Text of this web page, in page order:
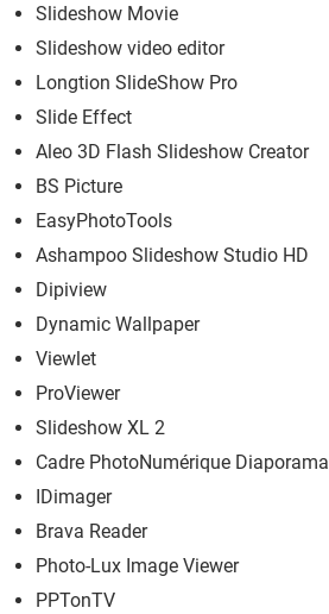
Slideshow Movie
Slideshow video editor
Longtion SlideShow Pro
Slide Effect
Aleo 3D Flash Slideshow Creator
BS Picture
EasyPhotoTools
Ashampoo Slideshow Studio HD
Dipiview
Dynamic Wallpaper
Viewlet
ProViewer
Slideshow XL 2
Cadre PhotoNumérique Diaporama
IDimager
Brava Reader
Photo-Lux Image Viewer
PPTonTV